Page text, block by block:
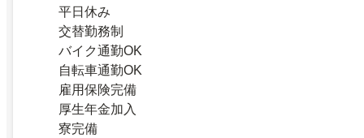
平日休み
交替勤務制
バイク通勤OK
自転車通勤OK
雇用保険完備
厚生年金加入
寮完備